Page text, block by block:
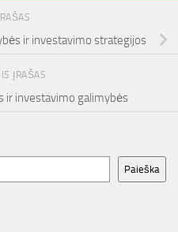
ir investavimo strategijos
ĮRAŠAS
ir investavimo galimybės
Paieška